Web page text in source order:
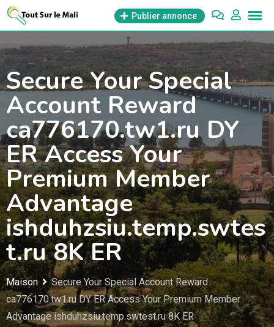
Aller
Publier annonce
Secure Your Special
Account Reward
ca776170.tw1.ru DY
ER Access Your
Premium Member
Advantage
ishduhzsiu.temp.swtes
t.ru 8K ER
Maison
Secure Your Special Account Reward
ca776170.tw1.ru DY ER Access Your Premium Member
Advantage ishduhzsiu.temp.swtest.ru 8K ER